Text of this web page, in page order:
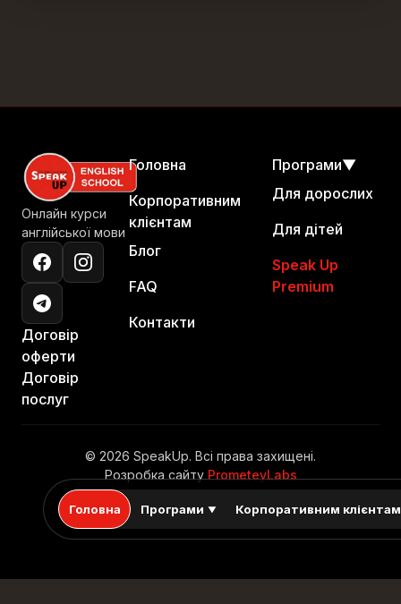
Онлайн курси
англійської мови
Договір
оферти
Договір
послуг
Головна
Корпоративним
клієнтам
Блог
FAQ
Контакти
Програми▼
Для дорослих
Для дітей
Speak Up
Premium
© 2026 SpeakUp. Всі права захищені.
Розробка сайту PrometeyLabs
Головна Програми ▼ Корпоративним клієнтам